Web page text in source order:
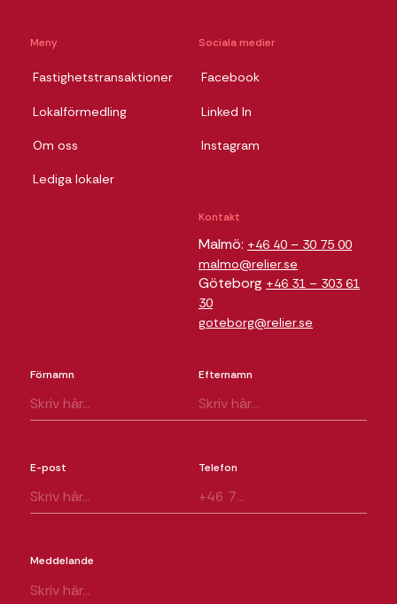
Meny
Fastighetstransaktioner
Lokalförmedling
Om oss
Lediga lokaler
Sociala medier
Facebook
Linked In
Instagram
Kontakt
Malmö: +46 40 – 30 75 00
malmo@relier.se
Göteborg +46 31 – 303 61
30
goteborg@relier.se
Förnamn Efternamn
E-post Telefon
Meddelande